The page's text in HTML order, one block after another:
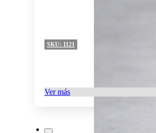
SKU: 1121
Ver más